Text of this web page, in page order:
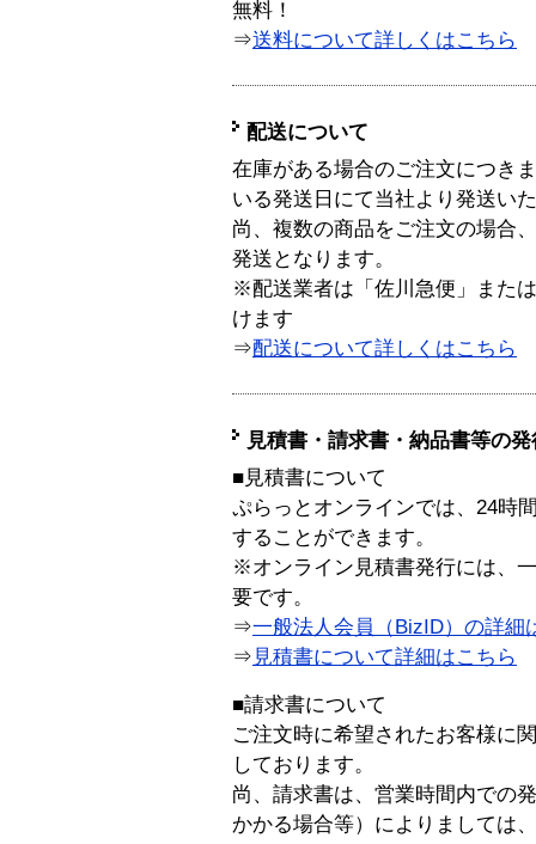
無料！
⇒送料について詳しくはこちら
配送について
在庫がある場合のご注文につき
いる発送日にて当社より発送い
尚、複数の商品をご注文の場合
発送となります。
※配送業者は「佐川急便」また
けます
⇒配送について詳しくはこちら
見積書・請求書・納品書等の
■見積書について
ぷらっとオンラインでは、24時
することができます。
※オンライン見積書発行には、
要です。
⇒一般法人会員（BizID）の詳細
⇒ 見積書について詳細はこちら
■請求書について
ご注文時に希望されたお客様に
しております。
尚、請求書は、営業時間内での
かかる場合等）によりましては